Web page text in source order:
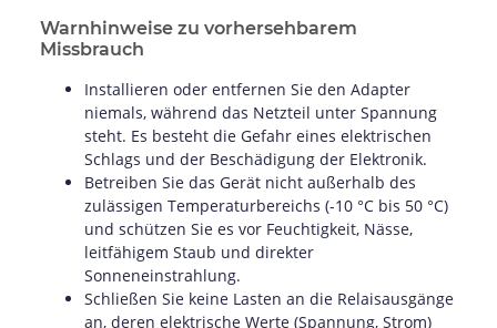
Warnhinweise zu vorhersehbarem
Missbrauch
Installieren oder entfernen Sie den Adapter
niemals, während das Netzteil unter Spannung
steht. Es besteht die Gefahr eines elektrischen
Schlags und der Beschädigung der Elektronik.
Betreiben Sie das Gerät nicht außerhalb des
zulässigen Temperaturbereichs (-10 °C bis 50 °C)
und schützen Sie es vor Feuchtigkeit, Nässe,
leitfähigem Staub und direkter
Sonneneinstrahlung.
Schließen Sie keine Lasten an die Relaisausgänge
an, deren elektrische Werte (Spannung, Strom)